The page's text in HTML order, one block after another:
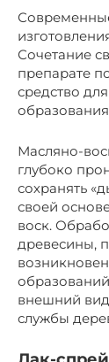
Сочетание
препарате
средство
Масляно-
глубоко
сохранять
своей
воск.
древесины,
внешний вид
службы